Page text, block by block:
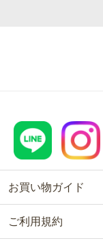
お買い物ガイド
ご利用規約